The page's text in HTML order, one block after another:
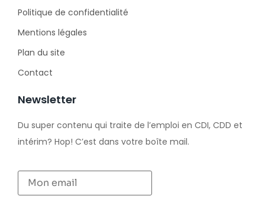
Politique de confidentialité
Mentions légales
Plan du site
Contact
Newsletter
Du super contenu qui traite de l’emploi en CDI, CDD et
intérim? Hop! C’est dans votre boîte mail.